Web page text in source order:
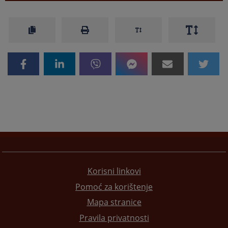
Korisni linkovi
Pomoć za korištenje
Mapa stranice
Pravila privatnosti